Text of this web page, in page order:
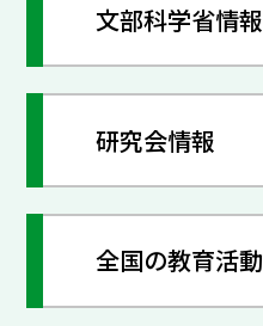
文部科学省情報
研究会情報
全国の教育活動